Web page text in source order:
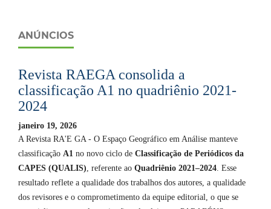
ANÚNCIOS
Revista RAEGA consolida a
classificação A1 no quadriênio 2021-
2024
janeiro 19, 2026
A Revista RA'E GA - O Espaço Geográfico em Análise manteve
classificação A1 no novo ciclo de Classificação de Periódicos da
CAPES (QUALIS), referente ao Quadriênio 2021–2024. Esse
resultado reflete a qualidade dos trabalhos dos autores, a qualidade
dos revisores e o comprometimento da equipe editorial, o que se